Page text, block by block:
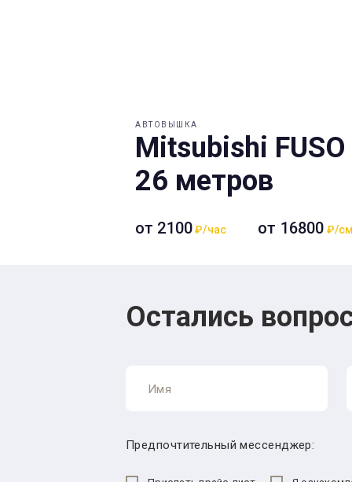
АВТОВЫШКА
Mitsubishi FUSO
26 метров
от 2100₽/час от 16800 ₽/
Остались
Предпочтительный мессенджер: